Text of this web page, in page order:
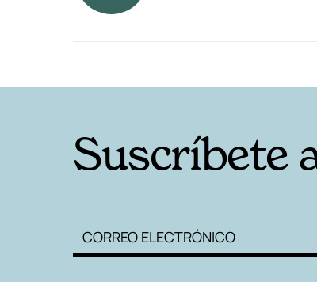
Suscríbete